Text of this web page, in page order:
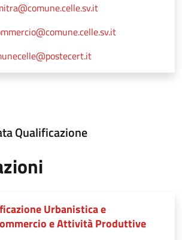
Qualificazione
Urbanistica e
e Attività Produttive